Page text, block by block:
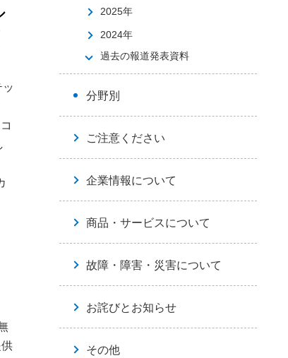
2025年
2024年
過去の報道発表資料
分野別
ご注意ください
企業情報について
商品・サービスについて
故障・障害・災害について
お詫びとお知らせ
その他